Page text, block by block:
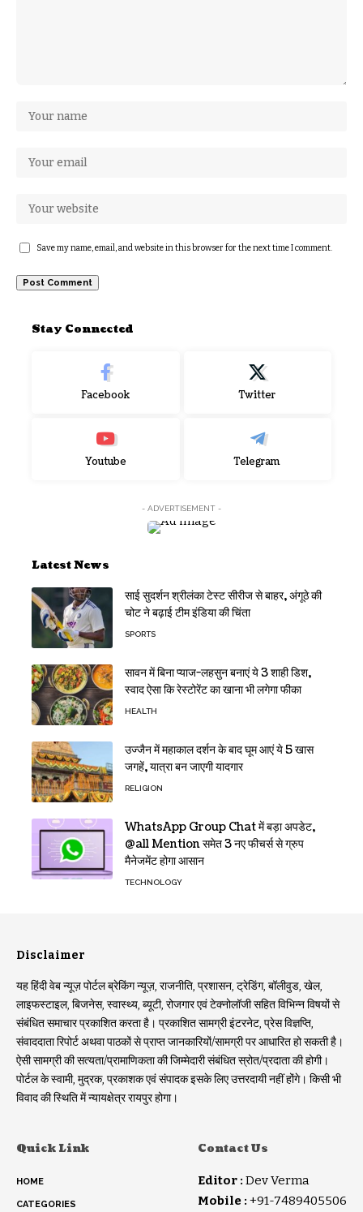
Save my name, email, and website in this browser for the next time I comment.
Stay Connected
Facebook Twitter
Youtube Telegram
- ADVERTISEMENT -
Latest News
साई सुदर्शन श्रीलंका टेस्ट सीरीज से बाहर, अंगूठे की
चोट ने बढ़ाई टीम इंडिया की चिंता
SPORTS
सावन में बिना प्याज-लहसुन बनाएं ये 3 शाही डिश,
स्वाद ऐसा कि रेस्टोरेंट का खाना भी लगेगा फीका
HEALTH
उज्जैन में महाकाल दर्शन के बाद घूम आएं ये 5 खास
जगहें, यात्रा बन जाएगी यादगार
RELIGION
WhatsApp Group Chat में बड़ा अपडेट,
@all Mention समेत 3 नए फीचर्स से ग्रुप
मैनेजमेंट होगा आसान
TECHNOLOGY
Disclaimer
यह हिंदी वेब न्यूज़ पोर्टल ब्रेकिंग न्यूज़, राजनीति, प्रशासन, ट्रेडिंग, बॉलीवुड, खेल,
लाइफस्टाइल, बिजनेस, स्वास्थ्य, ब्यूटी, रोजगार एवं टेक्नोलॉजी सहित विभिन्न विषयों से
संबंधित समाचार प्रकाशित करता है। प्रकाशित सामग्री इंटरनेट, प्रेस विज्ञप्ति,
संवाददाता रिपोर्ट अथवा पाठकों से प्राप्त जानकारियों/सामग्री पर आधारित हो सकती है।
ऐसी सामग्री की सत्यता/प्रामाणिकता की जिम्मेदारी संबंधित स्रोत/प्रदाता की होगी।
पोर्टल के स्वामी, मुद्रक, प्रकाशक एवं संपादक इसके लिए उत्तरदायी नहीं होंगे। किसी भी
विवाद की स्थिति में न्यायक्षेत्र रायपुर होगा।
Quick Link
HOME
CATEGORIES
Contact Us
Editor : Dev Verma
Mobile : +91-7489405506